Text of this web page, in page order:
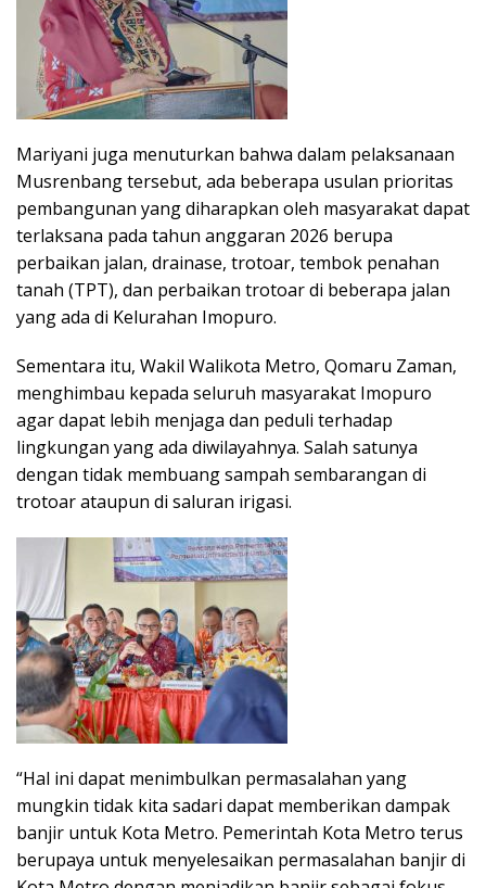
Mariyani juga menuturkan bahwa dalam pelaksanaan
Musrenbang tersebut, ada beberapa usulan prioritas
pembangunan yang diharapkan oleh masyarakat dapat
terlaksana pada tahun anggaran 2026 berupa
perbaikan jalan, drainase, trotoar, tembok penahan
tanah (TPT), dan perbaikan trotoar di beberapa jalan
yang ada di Kelurahan Imopuro.
Sementara itu, Wakil Walikota Metro, Qomaru Zaman,
menghimbau kepada seluruh masyarakat Imopuro
agar dapat lebih menjaga dan peduli terhadap
lingkungan yang ada diwilayahnya. Salah satunya
dengan tidak membuang sampah sembarangan di
trotoar ataupun di saluran irigasi.
“Hal ini dapat menimbulkan permasalahan yang
mungkin tidak kita sadari dapat memberikan dampak
banjir untuk Kota Metro. Pemerintah Kota Metro terus
berupaya untuk menyelesaikan permasalahan banjir di